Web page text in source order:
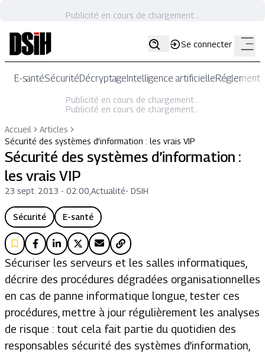
Publicité en cours de chargement...
Se connecter
E-santéSécuritéDécryptageIntelligence artificielle
Publicité en cours de chargement...
Publicité en cours de chargement...
Accueil
Articles
Sécurité des systèmes d’information : les vrais VIP
Sécurité des systèmes d’information :
les vrais VIP
23 sept. 2013 - 02:00 Actualité- DSIH
Sécurité E-santé
Sécuriser les serveurs et les salles informatiques,
décrire des procédures dégradées organisationnelles
en cas de panne informatique longue, tester ces
procédures, mettre à jour régulièrement les analyses
de risque : tout cela fait partie du quotidien des
responsables sécurité des systèmes d’information,